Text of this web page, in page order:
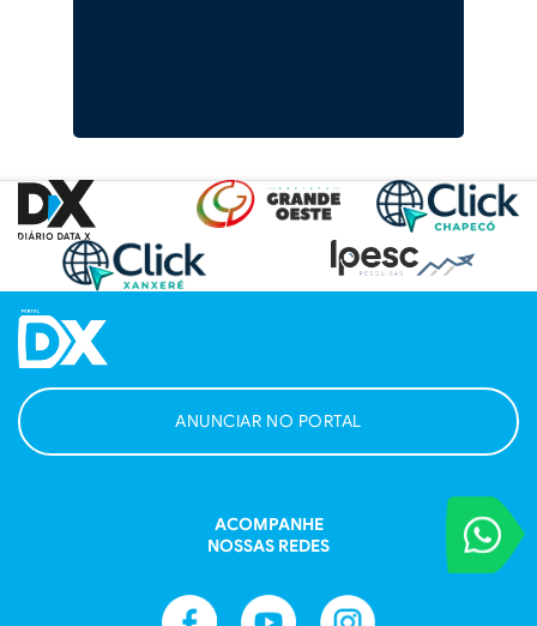
VOCÊ
Entre em
ANUNCIAR NO PORTAL
ACOMPANHE
NOSSAS REDES